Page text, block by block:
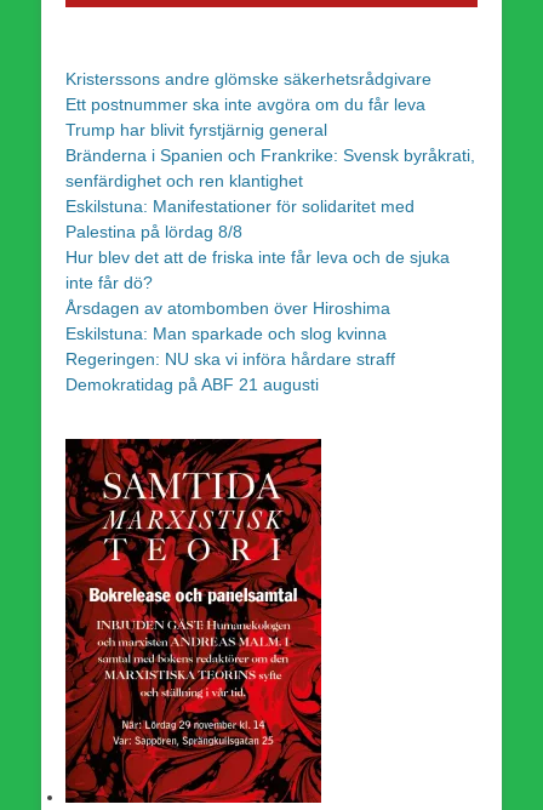
Kristerssons andre glömske säkerhetsrådgivare
Ett postnummer ska inte avgöra om du får leva
Trump har blivit fyrstjärnig general
Bränderna i Spanien och Frankrike: Svensk byråkrati,
senfärdighet och ren klantighet
Eskilstuna: Manifestationer för solidaritet med
Palestina på lördag 8/8
Hur blev det att de friska inte får leva och de sjuka
inte får dö?
Årsdagen av atombomben över Hiroshima
Eskilstuna: Man sparkade och slog kvinna
Regeringen: NU ska vi införa hårdare straff
Demokratidag på ABF 21 augusti